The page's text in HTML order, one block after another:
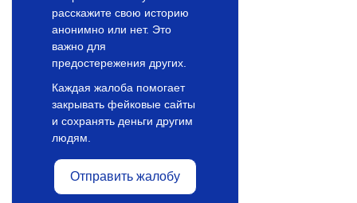
расскажите свою историю
анонимно или нет. Это
важно для
предостережения других.
Каждая жалоба помогает
закрывать фейковые сайты
и сохранять деньги другим
людям.
Отправить жалобу